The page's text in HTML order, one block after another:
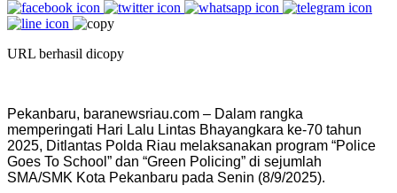
URL berhasil dicopy
Pekanbaru, baranewsriau.com – Dalam rangka
memperingati Hari Lalu Lintas Bhayangkara ke-70 tahun
2025, Ditlantas Polda Riau melaksanakan program “Police
Goes To School” dan “Green Policing” di sejumlah
SMA/SMK Kota Pekanbaru pada Senin (8/9/2025).